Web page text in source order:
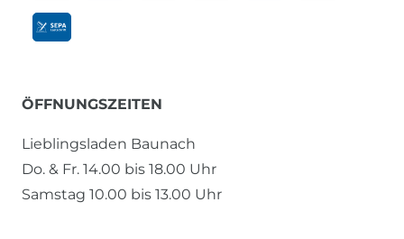
ÖFFNUNGSZEITEN
Lieblingsladen Baunach
Do. & Fr. 14.00 bis 18.00 Uhr
Samstag 10.00 bis 13.00 Uhr